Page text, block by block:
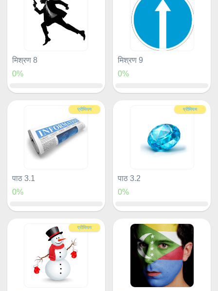
मिश्रण 8
0%
मिश्रण 9
0%
प्रीमियम
पाठ 3.1
0%
प्रीमियम
पाठ 3.2
0%
प्रीमियम